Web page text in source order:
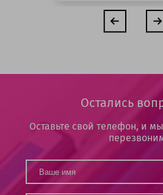
Остались
Оставьте свой телефон, и